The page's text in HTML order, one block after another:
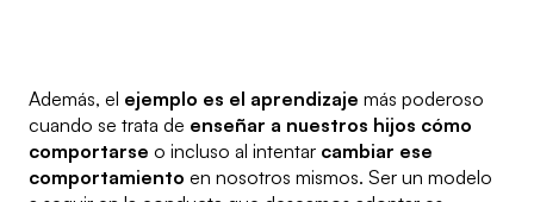
Además, el ejemplo es el aprendizaje más poderoso
cuando se trata de enseñar a nuestros hijos cómo
comportarse o incluso al intentar cambiar ese
comportamiento en nosotros mismos. Ser un modelo